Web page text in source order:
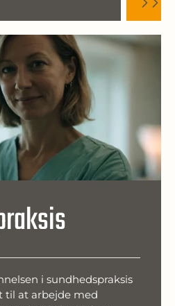
i sundhedspraksis
til at arbejde med